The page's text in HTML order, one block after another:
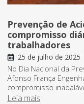
Prevenção de
compromisso
trabalhadores
25 de julho de 2025
No Dia Nacional da
Afonso França
compromisso
Leia mais